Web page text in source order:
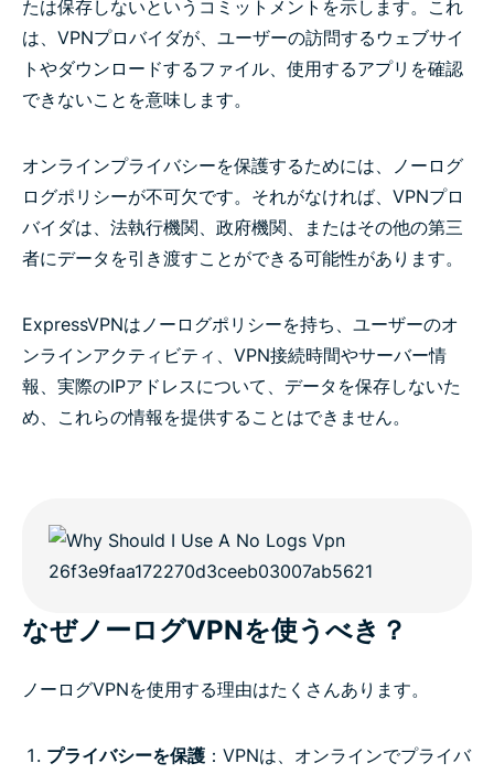
たは保存しないというコミットメントを示します。これ
は、VPNプロバイダが、ユーザーの訪問するウェブサイ
トやダウンロードするファイル、使用するアプリを確認
できないことを意味します。
オンラインプライバシーを保護するためには、ノーログ
ログポリシーが不可欠です。それがなければ、VPNプロ
バイダは、法執行機関、政府機関、またはその他の第三
者にデータを引き渡すことができる可能性があります。
ExpressVPNはノーログポリシーを持ち、ユーザーのオ
ンラインアクティビティ、VPN接続時間やサーバー情
報、実際のIPアドレスについて、データを保存しないた
め、これらの情報を提供することはできません。
なぜノーログVPNを使うべき？
ノーログVPNを使用する理由はたくさんあります。
プライバシーを保護 ：VPNは、オンラインでプライバ